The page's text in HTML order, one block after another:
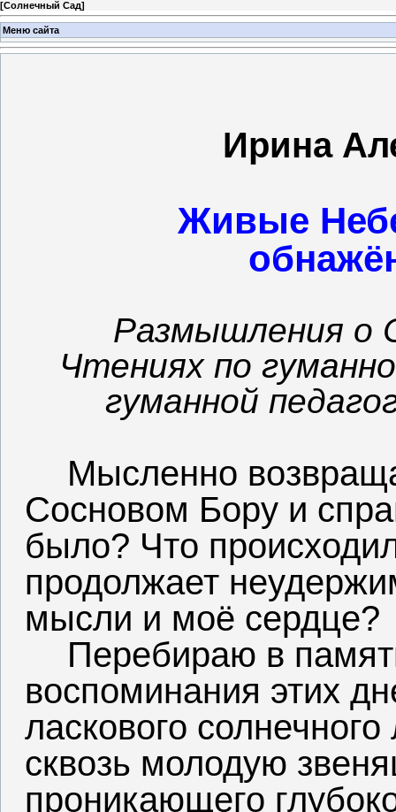
[Солнечный Сад]
Меню сайта
Ирина
Живые
Размышления о
Чтениях по
гуманной
Мысленно
Сосновом Бору и
было? Что
продолжает
мысли и моё сердце?
Перебираю в
воспоминания этих
ласкового
сквозь молодую
проникающего